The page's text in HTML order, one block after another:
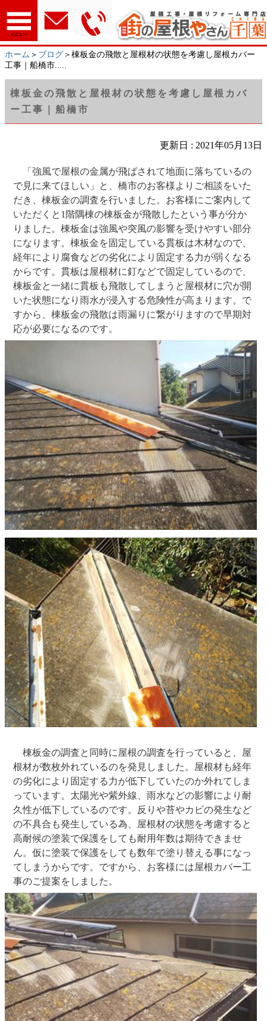
メニュー
ホーム ＞ ブログ ＞棟板金の飛散と屋根材の状態を考慮し屋根カバー
工事｜船橋市.....
棟板金の飛散と屋根材の状態を考慮し屋根カバ
ー工事｜船橋市
更新日 : 2021年05月13日
「強風で屋根の金属が飛ばされて地面に落ちているの
で見に来てほしい」と、橋市のお客様よりご相談をいた
だき、棟板金の調査を行いました。お客様にご案内して
いただくと1階隅棟の棟板金が飛散したという事が分か
りました。棟板金は強風や突風の影響を受けやすい部分
になります。棟板金を固定している貫板は木材なので、
経年により腐食などの劣化により固定する力が弱くなる
からです。貫板は屋根材に釘などで固定しているので、
棟板金と一緒に貫板も飛散してしまうと屋根材に穴が開
いた状態になり雨水が浸入する危険性が高まります。で
すから、棟板金の飛散は雨漏りに繋がりますので早期対
応が必要になるのです。
棟板金の調査と同時に屋根の調査を行っていると、屋
根材が数枚外れているのを発見しました。屋根材も経年
の劣化により固定する力が低下していたのか外れてしま
っています。太陽光や紫外線、雨水などの影響により耐
久性が低下しているのです。反りや苔やカビの発生など
の不具合も発生している為、屋根材の状態を考慮すると
高耐候の塗装で保護をしても耐用年数は期待できませ
ん。仮に塗装で保護をしても数年で塗り替える事になっ
てしまうからです。ですから、お客様には屋根カバー工
事のご提案をしました。